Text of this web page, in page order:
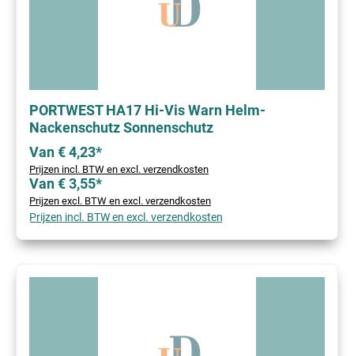
PORTWEST HA17 Hi-Vis Warn Helm-
Nackenschutz Sonnenschutz
Van € 4,23*
Prijzen incl. BTW en excl. verzendkosten
Van € 3,55*
Prijzen excl. BTW en excl. verzendkosten
Prijzen incl. BTW en excl. verzendkosten